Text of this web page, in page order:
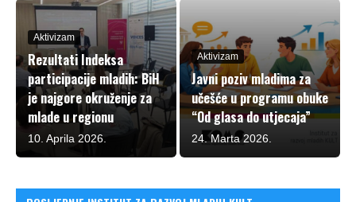
Aktivizam
Rezultati Indeksa
participacije mladih: BiH
je najgore okruženje za
mlade u regionu
10. Aprila 2026.
Aktivizam
Javni poziv mladima za
učešće u programu obuke
“Od glasa do utjecaja”
24. Marta 2026.